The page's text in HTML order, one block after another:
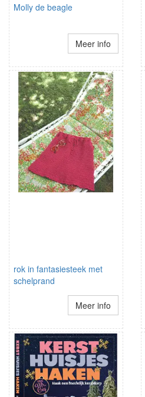
Molly de beagle
Meer info
rok in fantasiesteek met
schelprand
Meer info